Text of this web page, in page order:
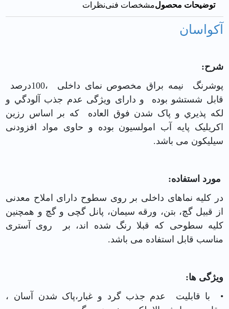
توضیحات محصولمشخصات فنینظرات
آکواسان
شرح:
پوشرنگ نيمه براق مخصوص نمای داخلی ،100درصد
قابل شستشو بوده و دارای ویژگی عدم جذب آلودگي و
لكه پذيري و پاک شدن فوق العاده كه بر اساس رزين
اکریلیک پايه آب امولسیون بوده و حاوی مواد افزودنی
سیلیکون می باشد.
مورد استفاده:
در کلیه نماهای داخلی بر روی سطوح دارای املاح معدنی
از قبیل گچ، بتن، ورقه سیمان، پانل گچی و گچ و همچنین
کلیه سطوحی که قبلا رنگ شده اند، بر روی آستری
مناسب قابل استفاده می باشد.
ویژگی ها:
• با قابلیت عدم جذب گرد و غبار،پاک شدن آسان ،